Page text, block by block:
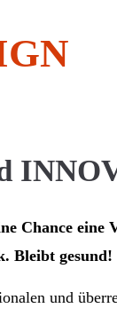
Chance
Bleibt gesund!
und